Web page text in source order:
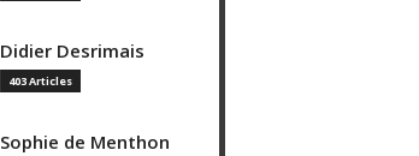
Didier Desrimais
403 Articles
Sophie de Menthon